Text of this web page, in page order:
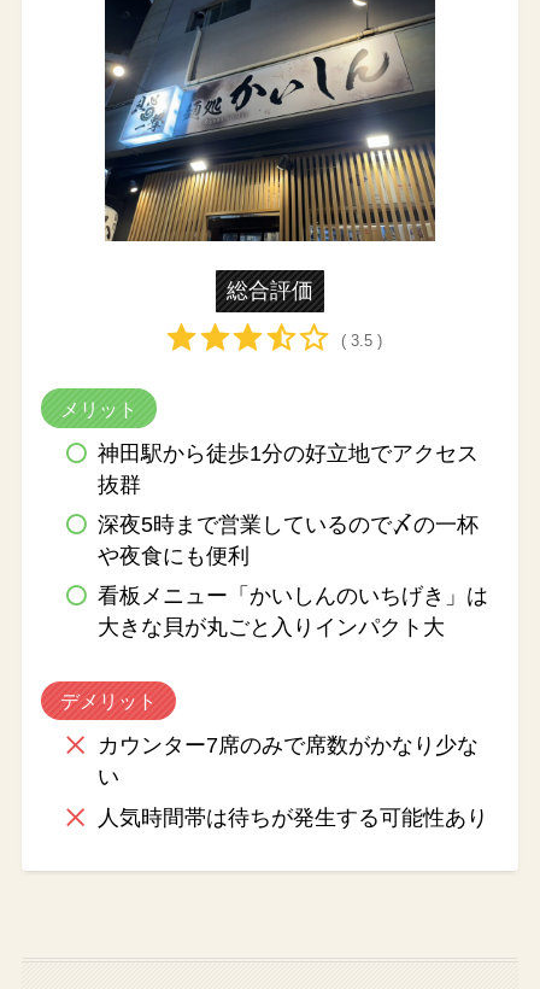
総合評価
( 3.5 )
メリット
神田駅から徒歩1分の好立地でアクセス
抜群
深夜5時まで営業しているので〆の一杯
や夜食にも便利
看板メニュー「かいしんのいちげき」は
大きな貝が丸ごと入りインパクト大
デメリット
カウンター7席のみで席数がかなり少な
い
人気時間帯は待ちが発生する可能性あり